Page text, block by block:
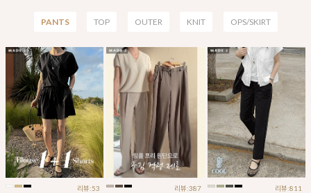
PANTS TOP OUTER KNIT OPS/SKIRT
리뷰:53
리뷰:387
리뷰:811